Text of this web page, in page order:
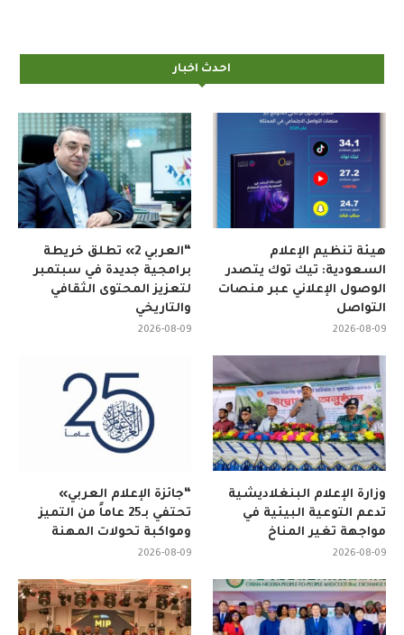
احدث اخبار
“العربي 2» تطلق خريطة
برامجية جديدة في سبتمبر
لتعزيز المحتوى الثقافي
والتاريخي
2026-08-09
هيئة تنظيم الإعلام
السعودية: تيك توك يتصدر
الوصول الإعلاني عبر منصات
التواصل
2026-08-09
“جائزة الإعلام العربي»
تحتفي بـ25 عاماً من التميز
ومواكبة تحولات المهنة
2026-08-09
وزارة الإعلام البنغلاديشية
تدعم التوعية البيئية في
مواجهة تغير المناخ
2026-08-09